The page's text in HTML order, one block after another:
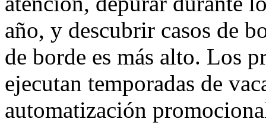
año, y descubrir casos de
de borde es más alto. Los
ejecutan temporadas de
automatización